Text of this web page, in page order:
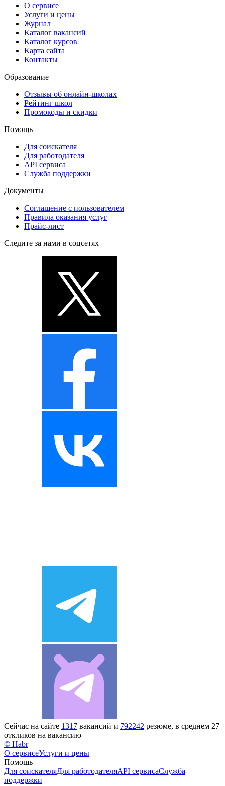
О сервисе
Услуги и цены
Журнал
Каталог вакансий
Каталог курсов
Карта сайта
Контакты
Образование
Отзывы об онлайн-школах
Рейтинг школ
Промокоды и скидки
Помощь
Для соискателя
Для работодателя
API сервиса
Служба поддержки
Документы
Соглашение с пользователем
Правила оказания услуг
Прайс-лист
Следите за нами в соцсетях
Сейчас на сайте 1317 вакансий и 792242 резюме, в среднем 27
откликов на вакансию
© Habr
О сервисеУслуги и цены
Помощь
Для соискателяДля работодателяAPI сервисаСлужба
поддержки